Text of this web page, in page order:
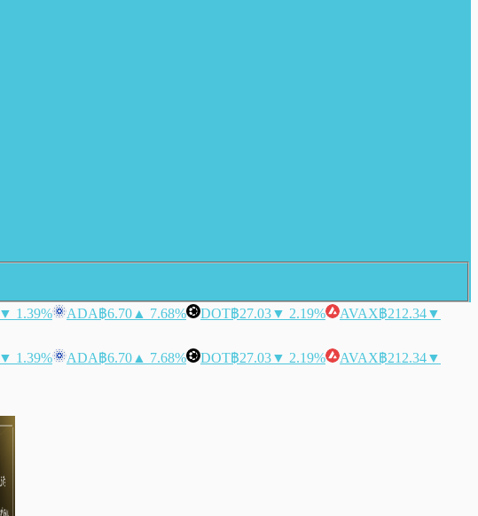
▼ 1.39% ADA฿6.70 ▲ 7.68% DOT฿27.03▼ 2.19% AVAX฿212.34▼
▼ 1.39% ADA฿6.70 ▲ 7.68% DOT฿27.03▼ 2.19% AVAX฿212.34▼